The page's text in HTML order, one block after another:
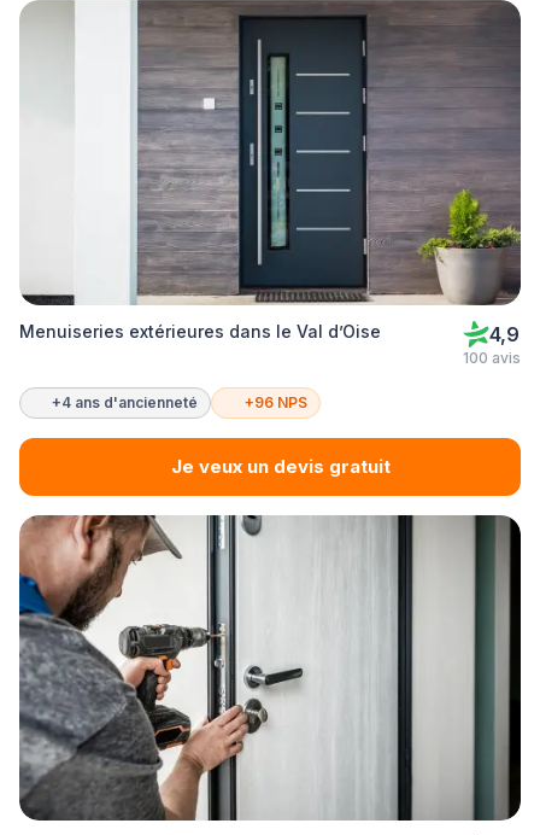
Menuiseries extérieures dans le Val d’Oise 4,9
100 avis
+4 ans d'ancienneté +96 NPS
Je veux un devis gratuit